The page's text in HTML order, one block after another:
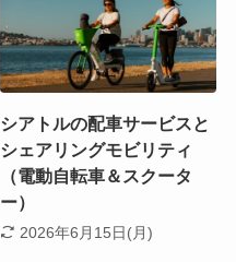
シアトルの配車サービスと
シェアリングモビリティ
（電動自転車＆スクータ
ー）
2026年6月15日(月)